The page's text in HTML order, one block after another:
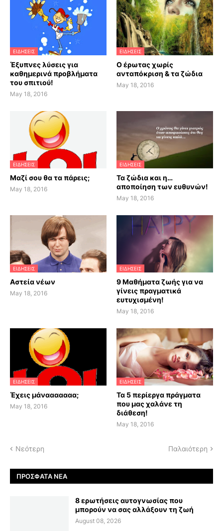
ΕΙΔΗΣΕΙΣ
Έξυπνες λύσεις για
καθημερινά προβλήματα
του σπιτιού!
May 18, 2016
ΕΙΔΗΣΕΙΣ
Ο έρωτας χωρίς
ανταπόκριση & τα ζώδια
May 18, 2016
ΕΙΔΗΣΕΙΣ
Μαζί σου θα τα πάρεις;
May 18, 2016
ΕΙΔΗΣΕΙΣ
Τα ζώδια και η…
αποποίηση των ευθυνών!
May 18, 2016
ΕΙΔΗΣΕΙΣ
Αστεία νέων
May 18, 2016
ΕΙΔΗΣΕΙΣ
9 Μαθήματα ζωής για να
γίνεις πραγματικά
ευτυχισμένη!
May 18, 2016
ΕΙΔΗΣΕΙΣ
Έχεις μάνααααααα;
May 18, 2016
ΕΙΔΗΣΕΙΣ
Τα 5 περίεργα πράγματα
που μας χαλάνε τη
διάθεση!
May 18, 2016
Νεότερη Παλαιότερη
ΠΡΌΣΦΑΤΑ ΝΈΑ
8 ερωτήσεις αυτογνωσίας που
μπορούν να σας αλλάξουν τη ζωή
August 08, 2026